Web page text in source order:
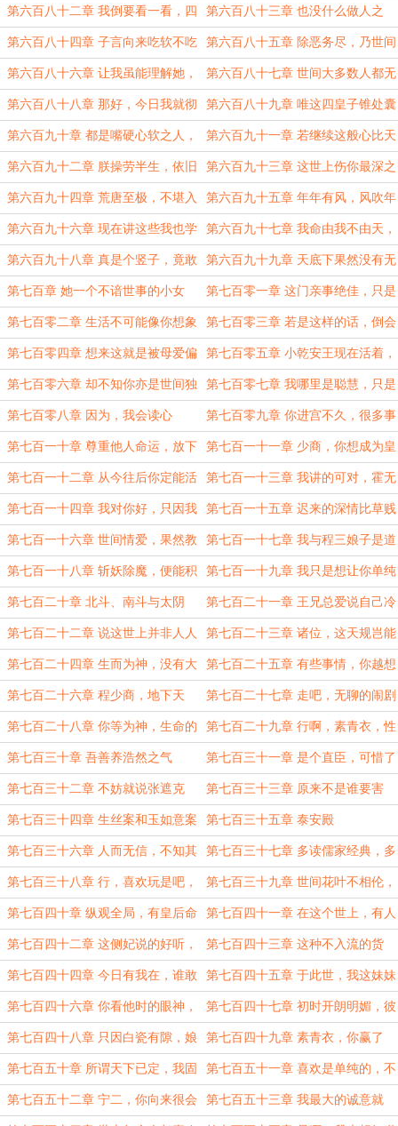
为钱财乃身外之物 黑暗，直到我见过光明，又如何肯甘
心
第六百八十二章 我倒要看一看，四
殿下是信我，还是信你们
第六百八十三章 也没什么做人之
道，我只知道一报还一报
第六百八十四章 子言向来吃软不吃
硬，陛下该不会是想拿程家四娘子做
文章吧
第六百八十五章 除恶务尽，乃世间
之幸
第六百八十六章 让我虽能理解她，
但心中却始终不愿原谅她
第六百八十七章 世间大多数人都无
法舍弃荣华富贵，也摆脱不了权欲之
心
第六百八十八章 那好，今日我就彻
底给你说道说道
第六百八十九章 唯这四皇子锥处囊
中，其末立见
第六百九十章 都是嘴硬心软之人，
又倔强不肯低头，说话还总是往最伤
人处说
第六百九十一章 若继续这般心比天
高下去，当心命比纸薄
第六百九十二章 朕操劳半生，依旧
还在为太平盛世殚精竭虑，怎能容他
偷闲
第六百九十三章 这世上伤你最深之
人，恰恰就是你以为可以相许终生的
良人
第六百九十四章 荒唐至极，不堪入
目
第六百九十五章 年年有风，风吹年
年，慢慢即漫漫
第六百九十六章 现在讲这些我也学
不会，早干嘛去了，晚了
第六百九十七章 我命由我不由天，
还丹成金亿万年
第六百九十八章 真是个竖子，竟敢
当面暗讽自己的阿父阿母
第六百九十九章 天底下果然没有无
缘无故的示好
第七百章 她一个不谙世事的小女
娘，如何能拒绝你们的一唱一和
第七百零一章 这门亲事绝佳，只是
少商她自己......配不上
第七百零二章 生活不可能像你想象
的那么好，但也不会像你想象的那么
糟
第七百零三章 若是这样的话，倒会
让我自己觉得，我一出生便是个笑话
第七百零四章 想来这就是被母爱偏
疼的滋味吧
第七百零五章 小乾安王现在活着，
就只比死人多一口气，这说法倒是很
有意思
第七百零六章 却不知你亦是世间独
有，可遇不可求
第七百零七章 我哪里是聪慧，只是
有自知之明
第七百零八章 因为，我会读心 第七百零九章 你进宫不久，很多事
都不知情，需事事都留一个心眼
第七百一十章 尊重他人命运，放下
助人情结，避免自我感动
第七百一十一章 少商，你想成为皇
后吗
第七百一十二章 从今往后你定能活
的恣意自由
第七百一十三章 我讲的可对，霍无
伤
第七百一十四章 我对你好，只因我
想，就如我决意离开你，只因我喜欢
第七百一十五章 迟来的深情比草贱
第七百一十六章 世间情爱，果然教
人为之奈何
第七百一十七章 我与程三娘子是道
缘，与你则是......孽缘
第七百一十八章 斩妖除魔，便能积
攒功德，成仙了道，那我不成仙，谁
能成仙
第七百一十九章 我只是想让你单纯
的做你自己
第七百二十章 北斗、南斗与太阴 第七百二十一章 王兄总爱说自己冷
血无情
第七百二十二章 说这世上并非人人
都能遇到心爱之人
第七百二十三章 诸位，这天规岂能
违反，这天法岂能不依
第七百二十四章 生而为神，没有大
爱之心，尽有些自私为己的小情小爱
第七百二十五章 有些事情，你越想
阻止，反倒会促成事情的发展
第七百二十六章 程少商，地下天
上，你与我作对了五百载，当真好的
很
第七百二十七章 走吧，无聊的闹剧
该结束了
第七百二十八章 你等为神，生命的
意义便在于为众生排忧解难
第七百二十九章 行啊，素青衣，性
灵之光四分，你果真会玩
第七百三十章 吾善养浩然之气 第七百三十一章 是个直臣，可惜了
第七百三十二章 不妨就说张遮克
妻，是天煞孤星之命
第七百三十三章 原来不是谁要害
她，而是谁都要害她
第七百三十四章 生丝案和玉如意案 第七百三十五章 泰安殿
第七百三十六章 人而无信，不知其
可也，大车无輗，小车无軏，其何以
行之哉
第七百三十七章 多读儒家经典，多
行好事，若有机缘，自会蕴养而出
第七百三十八章 行，喜欢玩是吧，
索性就玩个痛快，我不好过，你也别
想好过
第七百三十九章 世间花叶不相伦，
花入金盆叶做尘
第七百四十章 纵观全局，有皇后命
是姜雪宁
第七百四十一章 在这个世上，有人
把鱼目当珍珠，有人弃璞玉如敝履
第七百四十二章 这侧妃说的好听，
其实谁人不知，那就是妾
第七百四十三章 这种不入流的货
色，你都震慑不住，你让本王说你什
么才好
第七百四十四章 今日有我在，谁敢
扰了你的冠礼，我灭他满门
第七百四十五章 于此世，我这妹妹
便是我心中唯一的净土
第七百四十六章 你看他时的眼神，
便像极了我看你时的眼神
第七百四十七章 初时开朗明媚，彼
时沉稳内敛，成长大抵就是让人越来
越安静
第七百四十八章 只因白瓷有隙，娘
娘......
第七百四十九章 素青衣，你赢了
第七百五十章 所谓天下已定，我固
当烹
第七百五十一章 喜欢是单纯的，不
喜欢才会权衡利弊
第七百五十二章 宁二，你向来很会 第七百五十三章 我最大的诚意就